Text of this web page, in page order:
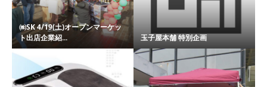
㈱SK 4/19(土)オープンマーケッ
ト出店企業紹...
玉子屋本舗 特別企画